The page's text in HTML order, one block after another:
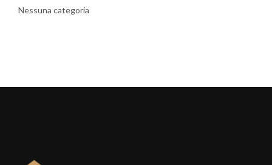
Nessuna categoria